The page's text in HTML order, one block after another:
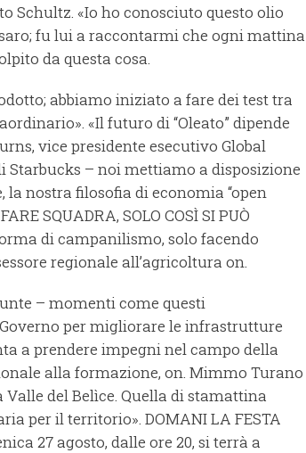
Schultz. «Io ho conosciuto questo olio
fu lui a raccontarmi che ogni mattina
da questa cosa.
abbiamo iniziato a fare dei test tra
«Il futuro di “Oleato” dipende
vice presidente esecutivo Global
– noi mettiamo a disposizione
la nostra filosofia di economia “open
SQUADRA, SOLO COSÌ SI PUÒ
di campanilismo, solo facendo
regionale all’agricoltura on.
– momenti come questi
per migliorare le infrastrutture
a prendere impegni nel campo della
alla formazione, on. Mimmo Turano
del Belìce. Quella di stamattina
per il territorio». DOMANI LA FESTA
27 agosto, dalle ore 20, si terrà a